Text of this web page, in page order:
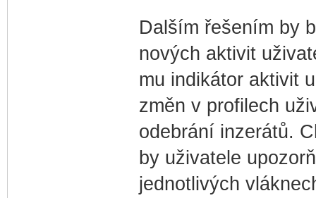
Dalším řešením by
nových aktivit
mu indikátor aktivit
změn v profilech
odebrání inzerátů.
by uživatele
jednotlivých